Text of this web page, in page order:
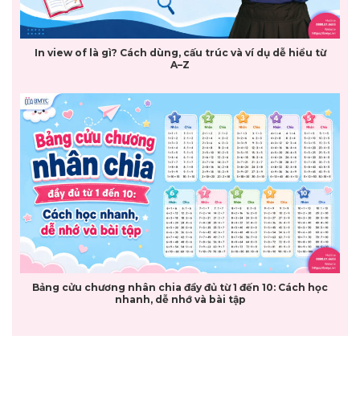
In view of là gì? Cách dùng, cấu trúc và ví dụ dễ hiểu từ
A–Z
Bảng cửu chương nhân chia đầy đủ từ 1 đến 10: Cách học
nhanh, dễ nhớ và bài tập